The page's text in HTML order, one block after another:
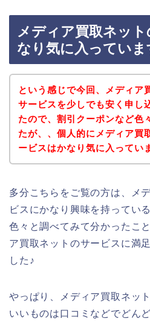
メディア買取ネッ
なり気に入っていま
という感じで今回、メディア
サービスを少しでも安く申し
たので、割引クーポンなど色
たが、、個人的にメディア買
ービスはかなり気に入ってい
多分こちらをご覧の方は、メ
ビスにかなり興味を持ってい
色々と調べてみて分かったこ
ア買取ネットのサービスに満
した♪
やっぱり、メディア買取ネッ
いいものは口コミなどでどん